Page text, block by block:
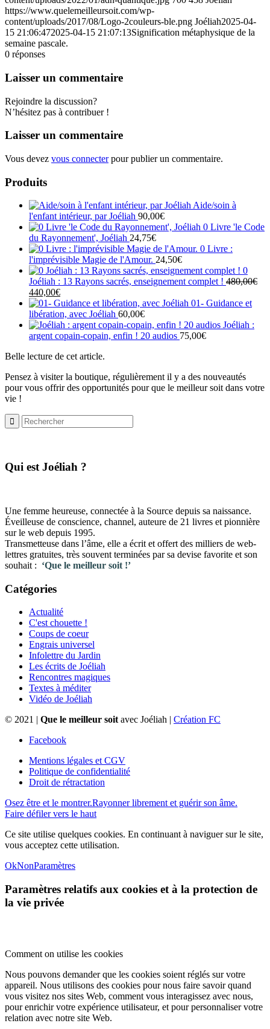
https://www.quelemeilleursoit.com/wp-
content/uploads/2017/08/Logo-2couleurs-ble.png Joéliah2025-04-
15 21:06:472025-04-15 21:07:13Signification métaphysique de la
semaine pascale.
0 réponses
Laisser un commentaire
Rejoindre la discussion?
N’hésitez pas à contribuer !
Laisser un commentaire
Vous devez vous connecterpour publier un commentaire.
Produits
Aide/soin à
l'enfant intérieur, par Joéliah 90,00€
0 Livre 'le Code
du Rayonnement', Joéliah 24,75€
0 Livre :
l'imprévisible Magie de l'Amour. 24,50€
0
Joéliah : 13 Rayons sacrés, enseignement complet ! 480,00€
Le
prix
initial
était :
480,00€.
440,00€Le
prix
actuel
est :
440,00€.
01- Guidance et
libération, avec Joéliah 60,00€
Joéliah :
argent copain-copain, enfin ! 20 audios 75,00€
Belle lecture de cet article.
Pensez à visiter la boutique, régulièrement il y a des nouveautés
pour vous offrir des opportunités pour que le meilleur soit dans votre
vie !
​Qui est Joéliah ?
Une femme heureuse, connectée à la Source depuis sa naissance.
Éveilleuse de conscience, channel, auteure de 21 livres et pionnière
sur le web depuis 1995.
Transmetteuse dans l’âme, elle a écrit et offert des milliers de web-
lettres gratuites, très souvent terminées par sa devise favorite et son
souhait : ‘Que le meilleur soit !’
Catégories
Actualité
C'est chouette !
Coups de coeur
Engrais universel
Infolettre du Jardin
Les écrits de Joéliah
Rencontres magiques
Textes à méditer
Vidéo de Joéliah
© 2021 | Que le meilleur soit avec Joéliah | Création FC
Facebook
Mentions légales et CGV
Politique de confidentialité
Droit de rétractation
Osez être et le montrer.Rayonner librement et guérir son âme.
Faire défiler vers le haut
Ce site utilise quelques cookies. En continuant à naviguer sur le site,
vous acceptez cette utilisation.
OkNonParamètres
Paramètres relatifs aux cookies et à la protection de
la vie privée
Comment on utilise les cookies
Nous pouvons demander que les cookies soient réglés sur votre
appareil. Nous utilisons des cookies pour nous faire savoir quand
vous visitez nos sites Web, comment vous interagissez avec nous,
pour enrichir votre expérience utilisateur, et pour personnaliser votre
relation avec notre site Web.